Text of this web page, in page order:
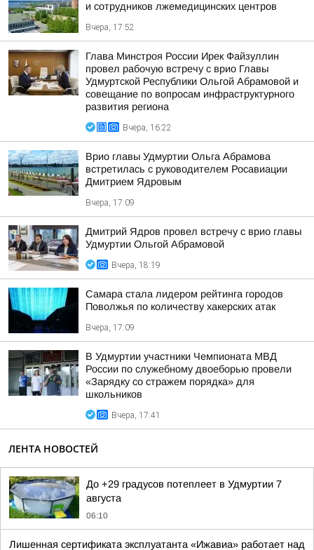
и сотрудников лжемедицинских центров
Вчера, 17:52
Глава Минстроя России Ирек Файзуллин
провел рабочую встречу с врио Главы
Удмуртской Республики Ольгой Абрамовой и
совещание по вопросам инфраструктурного
развития региона
Вчера, 16:22
Врио главы Удмуртии Ольга Абрамова
встретилась с руководителем Росавиации
Дмитрием Ядровым
Вчера, 17:09
Дмитрий Ядров провел встречу с врио главы
Удмуртии Ольгой Абрамовой
Вчера, 18:19
Самара стала лидером рейтинга городов
Поволжья по количеству хакерских атак
Вчера, 17:09
В Удмуртии участники Чемпионата МВД
России по служебному двоеборью провели
«Зарядку со стражем порядка» для
школьников
Вчера, 17:41
ЛЕНТА НОВОСТЕЙ
До +29 градусов потеплеет в Удмуртии 7
августа
06:10
Лишенная сертификата эксплуатанта «Ижавиа» работает над